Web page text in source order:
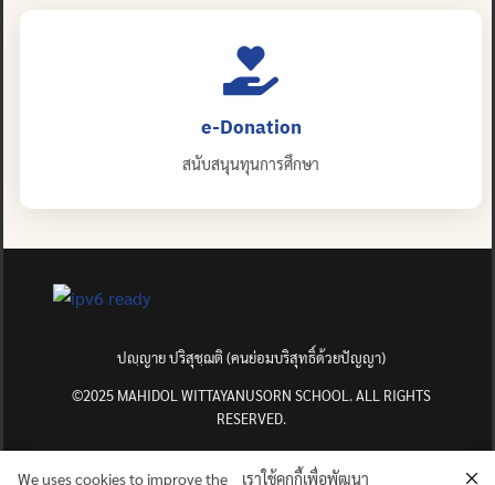
e-Donation
สนับสนุนทุนการศึกษา
ปญฺญาย ปริสุชฺฌติ (คนย่อมบริสุทธิ์ด้วยปัญญา)
©2025 MAHIDOL WITTAYANUSORN SCHOOL. ALL RIGHTS
RESERVED.
We uses cookies to improve the เราใช้คุกกี้เพื่อพัฒนา